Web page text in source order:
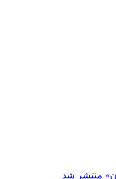
منتشر شد